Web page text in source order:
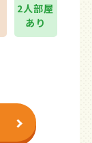
2人部屋
あり